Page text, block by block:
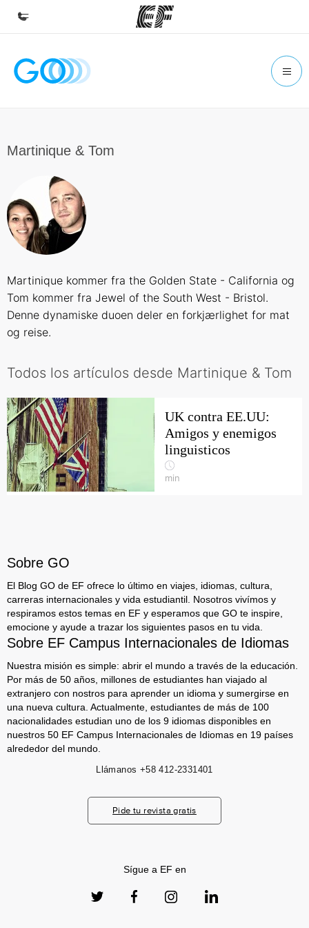
Inicio
Encuentra una oficina
Sobre nosotros
Quiénes somos
Únete al equipo
Martinique & Tom
Martinique kommer fra the Golden State - California og
Tom kommer fra Jewel of the South West - Bristol.
Denne dynamiske duoen deler en forkjærlighet for mat
og reise.
Todos los artículos desde Martinique & Tom
UK contra EE.UU:
Amigos y enemigos
linguisticos
min
Sobre GO
El Blog GO de EF ofrece lo último en viajes, idiomas, cultura,
carreras internacionales y vida estudiantil. Nosotros vivímos y
respiramos estos temas en EF y esperamos que GO te inspire,
emocione y ayude a trazar los siguientes pasos en tu vida.
Sobre EF Campus Internacionales de Idiomas
Nuestra misión es simple: abrir el mundo a través de la educación.
Por más de 50 años, millones de estudiantes han viajado al
extranjero con nostros para aprender un idioma y sumergirse en
una nueva cultura. Actualmente, estudiantes de más de 100
nacionalidades estudian uno de los 9 idiomas disponibles en
nuestros 50 EF Campus Internacionales de Idiomas en 19 países
alrededor del mundo.
Llámanos +58 412-2331401
Pide tu revista gratis
Sígue a EF en